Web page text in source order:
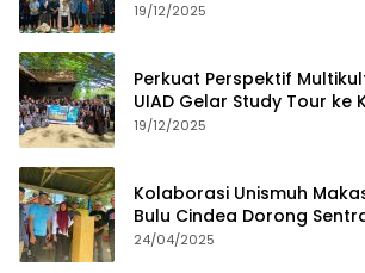
dan Budaya Lokal
19/12/2025
Perkuat Perspektif
UIAD Gelar Study Tour ke
19/12/2025
Kolaborasi Unismuh
Bulu Cindea Dorong
24/04/2025